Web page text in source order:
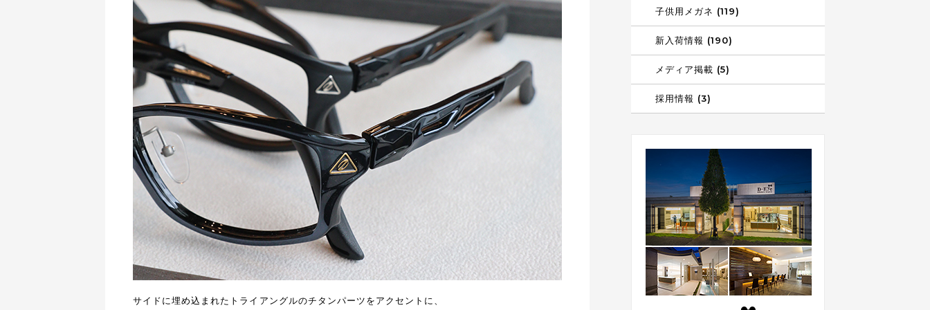
サイドに埋め込まれたトライアングルのチタンパーツをアクセントに、
子供用メガネ (119)
新入荷情報 (190)
メディア掲載 (5)
採用情報 (3)